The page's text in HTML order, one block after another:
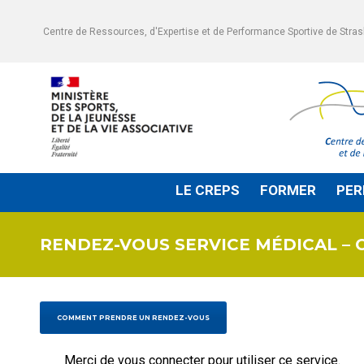
Centre de Ressources, d'Expertise et de Performance Sportive de
LE CREPS
OUVRIR
SOUS-
FORMER
OUVRIR
SOUS-
RENDEZ-VOUS SERVICE MÉDICAL –
COMMENT PRENDRE UN RENDEZ-VOUS
Merci de vous connecter pour utiliser ce service.